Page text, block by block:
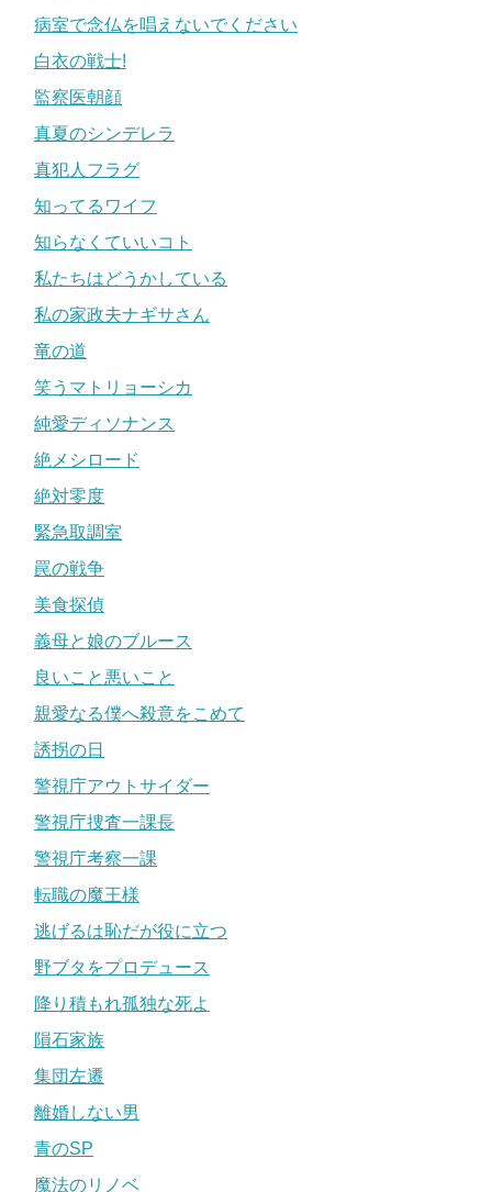
病室で念仏を唱えないでください
白衣の戦士!
監察医朝顔
真夏のシンデレラ
真犯人フラグ
知ってるワイフ
知らなくていいコト
私たちはどうかしている
私の家政夫ナギサさん
竜の道
笑うマトリョーシカ
純愛ディソナンス
絶メシロード
絶対零度
緊急取調室
罠の戦争
美食探偵
義母と娘のブルース
良いこと悪いこと
親愛なる僕へ殺意をこめて
誘拐の日
警視庁アウトサイダー
警視庁捜査一課長
警視庁考察一課
転職の魔王様
逃げるは恥だが役に立つ
野ブタをプロデュース
降り積もれ孤独な死よ
隕石家族
集団左遷
離婚しない男
青のSP
魔法のリノベ